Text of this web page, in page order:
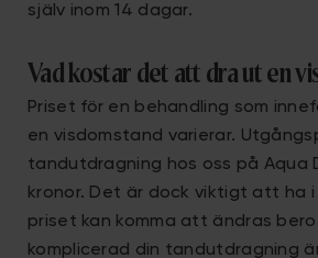
själv inom 14 dagar.
Vad kostar det att dra ut en
Priset för en behandling som
en visdomstand varierar.
tandutdragning hos oss på Aqua
kronor. Det är dock viktigt att ha
priset kan komma att ändras
komplicerad din tandutdragning